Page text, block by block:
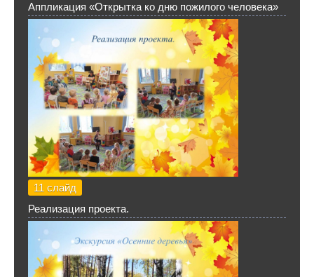
Аппликация «Открытка ко дню пожилого человека»
11 слайд
Реализация проекта.